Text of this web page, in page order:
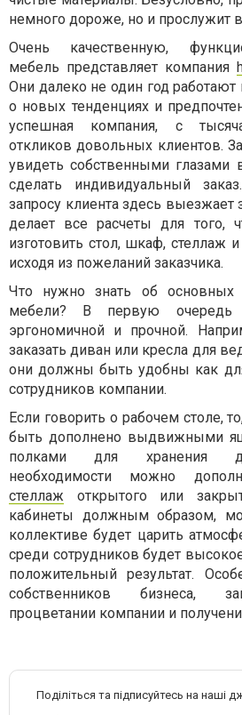
немного дороже, но и прослужит
Очень качественную,
мебель представляет компания
Они далеко не один год
о новых тенденциях и
успешная компания, с
откликов довольных клиентов.
увидеть собственными глазами
сделать индивидуальный
запросу клиента здесь
делает все расчеты для того,
изготовить стол, шкаф, стеллаж
исходя из пожеланий заказчика.
Что нужно знать об основных
мебели? В первую
эргономичной и прочной.
заказать диван или кресла для
они должны быть удобны как
сотрудников компании.
Если говорить о рабочем столе,
быть дополнено выдвижными
полками для хранения
необходимости можно
стеллаж открытого или
кабинеты должным образом,
коллективе будет царить
среди сотрудников будет
положительный результат.
собственников бизнеса,
процветании компании и
Поділіться та підписуйтесь на наші